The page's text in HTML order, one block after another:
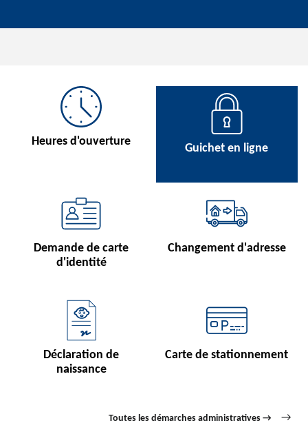
Heures d'ouverture
Demande de carte
d'identité
Guichet en ligne
Changement d'adresse
Déclaration de
naissance
Carte de stationnement
Toutes les démarches administratives →